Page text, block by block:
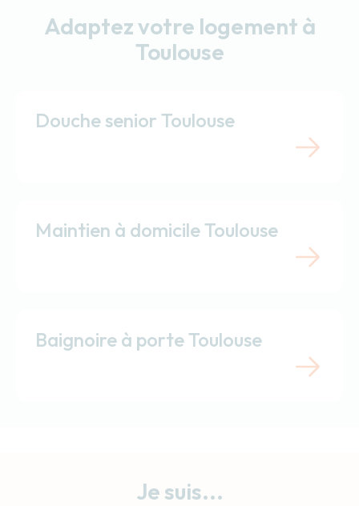
Adaptez votre logement à
Toulouse
Douche senior Toulouse
Maintien à domicile Toulouse
Baignoire à porte Toulouse
Je suis...